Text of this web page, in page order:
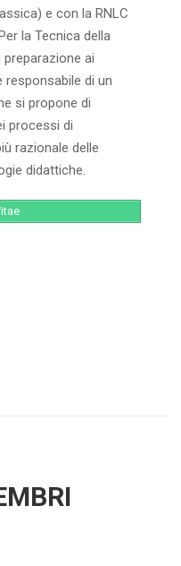
e con la RNLC
la Tecnica della
ai
di un
si propone di
processi di
razionale delle
didattiche.